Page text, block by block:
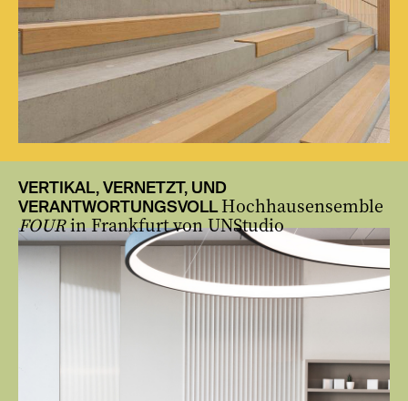
VERTIKAL, VERNETZT, UND
VERANTWORTUNGSVOLL Hochhausensemble
FOURin Frankfurt von UNStudio